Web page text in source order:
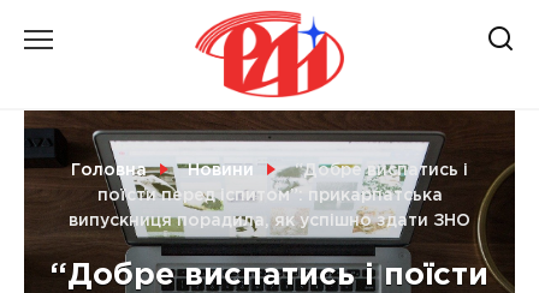
СВІТ
Головна Новини
“Добре виспатись і
поїсти перед іспитом”: прикарпатська
випускниця порадила, як успішно здати ЗНО
“Добре виспатись і поїсти